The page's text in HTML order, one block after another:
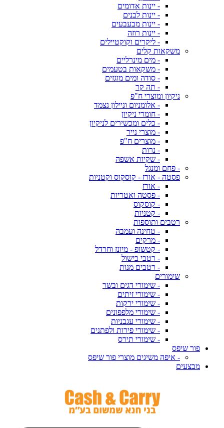
- יינות אדומים
- יינות לבנים
- יינות מבעבעים
- יינות רוזה
- ליקרים וקוקטיילים
משקאות קלים
- מים מינרליים
- משקאות בטעמים
- סודה ומים מוגזים
- תה קר
ניקיון ומוצרי ח"פ
- אלומניום וניילון נצמד
- חומרי ניקיון
- כלים ומכשירים לניקיון
- מוצרי נייר
- מוצרים ח"פ
- נרות
- שקיות אשפה
- פחם ומנגל
פסטה - אורז - קוסקוס וקטניות
- אורז
- פסטה ואטריות
- קוסקוס
- קטניות
רטבים ותוספות
- טחינה ועמבה
- מרקים
- קטשופ - מיונז וחרדל
- רטבי בישול
- רטבים מנות
שימורים
- שימורי דגים ובשר
- שימורי זיתים
- שימורי ירקות
- שימורי מלפפונים
- שימורי עגבניות
- שימורי פירות ולפתנים
- שימורי תירס
פור שיפס
- איפה משיגים מוצרי פור שיפס
מבצעים